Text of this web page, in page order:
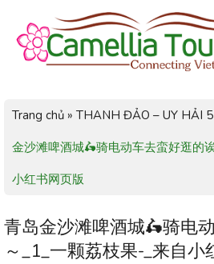
Trang chủ » THANH ĐẢO – UY HẢI
金沙滩啤酒城🛵骑电动车去蛮好逛的
小红书网页版
青岛金沙滩啤酒城🛵骑电
～_1_一颗荔枝果-_来自小